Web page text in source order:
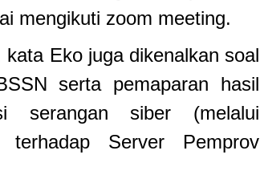
mengikuti zoom meeting.
Eko juga dikenalkan soal
serta pemaparan hasil
serangan siber (melalui
terhadap Server Pemprov